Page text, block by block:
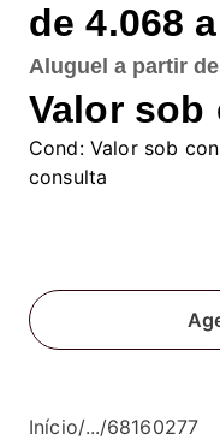
de 4.068
Aluguel a partir de
Valor
Cond:Valor sob
consulta
Início/.../68160277